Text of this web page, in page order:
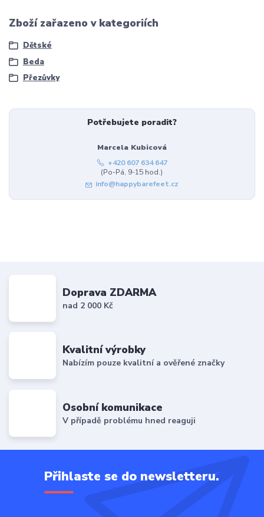
Zboží zařazeno v kategoriích
Dětské
Beda
Přezůvky
Potřebujete poradit?
Marcela Kubicová
+420 607 634 647
(Po-Pá, 9-15 hod.)
info@happybarefeet.cz
Doprava ZDARMA
nad 2 000 Kč
Kvalitní výrobky
Nabízím pouze kvalitní a ověřené značky
Osobní komunikace
V případě problému hned reaguji
Přihlaste se do newsletteru.